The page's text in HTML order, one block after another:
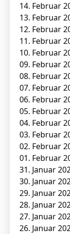
14. Februar
13. Februar
12. Februar
11. Februar
10. Februar
09. Februar
08. Februar
07. Februar
06. Februar
05. Februar
04. Februar
03. Februar
02. Februar
01. Februar
31. Januar
30. Januar
29. Januar
28. Januar
27. Januar
26. Januar